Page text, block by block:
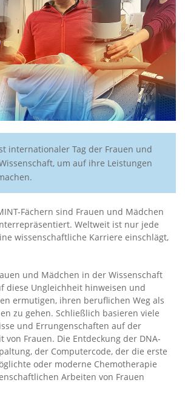
internationaler Tag der Frauen und
um auf ihre Leistungen
Fächern sind Frauen und Mädchen
Weltweit ist nur jede
wissenschaftliche Karriere einschlägt,
und Mädchen in der Wissenschaft
diese Ungleichheit hinweisen und
ermutigen, ihren beruflichen Weg als
zu gehen. Schließlich basieren viele
und Errungenschaften auf der
von Frauen. Die Entdeckung der DNA-
der Computercode, der die erste
oder moderne Chemotherapie
Arbeiten von Frauen